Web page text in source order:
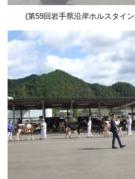
(第59回岩手県沿岸ホルスタイ